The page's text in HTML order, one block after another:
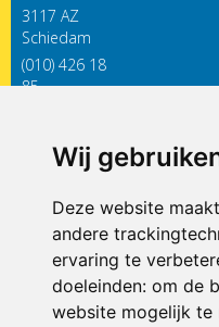
Wij
Deze website
andere
ervaring te
doeleinden: om de
website mogelijk te
3117 AZ
Schiedam
(010) 426 18
85